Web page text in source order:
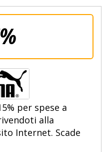
per spese a
alla
Internet. Scade